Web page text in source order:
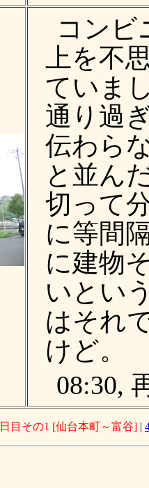
コンビ
上を不
ていま
通り過
伝わら
と並ん
切って
に等間
に建物
いとい
はそれ
けど。
08:30,
目その1 [仙台本町～富谷] |